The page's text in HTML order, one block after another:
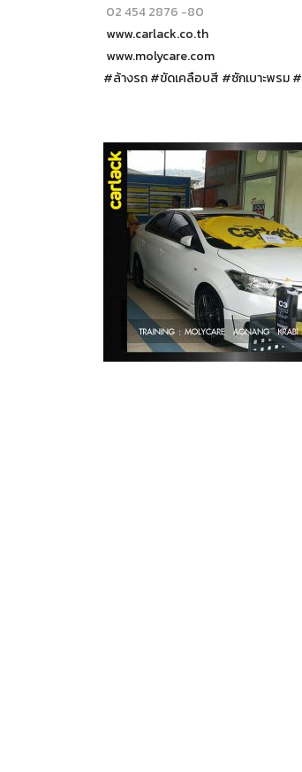
02 454 2876 -80
www.carlack.co.th
www.molycare.com
#ล้างรถ#ขัดเคลือบสี #ซักเบาะพรม#